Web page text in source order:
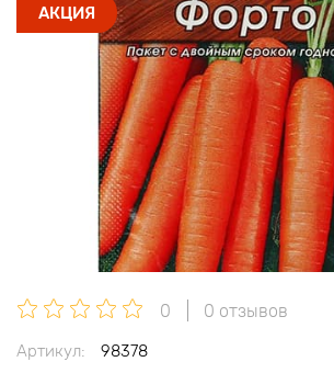
АКЦИЯ
0 0 отзывов
Артикул:
98378